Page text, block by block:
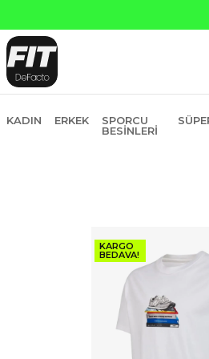
KADIN ERKEK
SPORCU
BESINLERI
KARGO
BEDAVA!